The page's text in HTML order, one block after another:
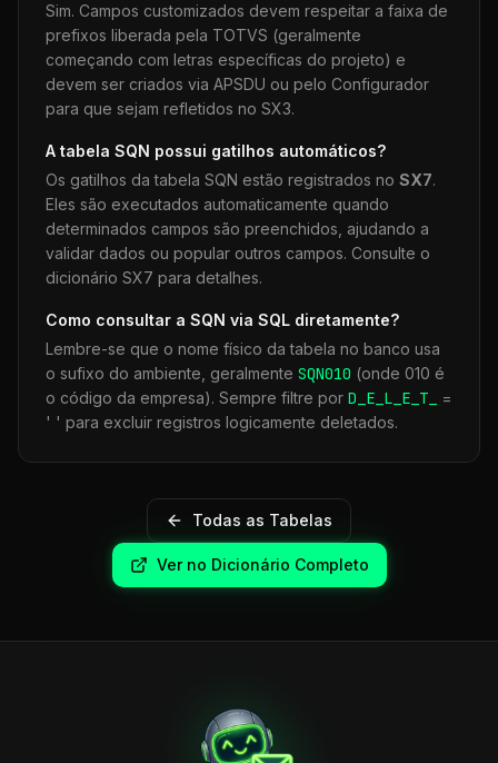
Sim. Campos customizados devem respeitar a faixa de
prefixos liberada pela TOTVS (geralmente
começando com letras específicas do projeto) e
devem ser criados via APSDU ou pelo Configurador
para que sejam refletidos no SX3.
A tabela SQN possui gatilhos automáticos?
Os gatilhos da tabela SQN estão registrados no SX7.
Eles são executados automaticamente quando
determinados campos são preenchidos, ajudando a
validar dados ou popular outros campos. Consulte o
dicionário SX7 para detalhes.
Como consultar a SQN via SQL diretamente?
Lembre-se que o nome físico da tabela no banco usa
o sufixo do ambiente, geralmente SQN010 (onde 010 é
o código da empresa). Sempre filtre por D_E_L_E_T_
=
' ' para excluir registros logicamente deletados.
Todas as Tabelas
Ver no Dicionário Completo